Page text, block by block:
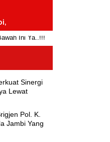
Ini Ya..!!!
Sinergi
Lewat
Pol. K.
Jambi Yang